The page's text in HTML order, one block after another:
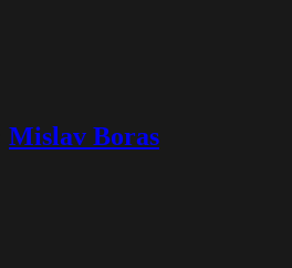
Mislav Boras